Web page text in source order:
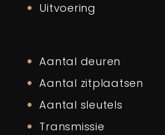
Uitvoering
Aantal deuren
Aantal zitplaatsen
Aantal sleutels
Transmissie